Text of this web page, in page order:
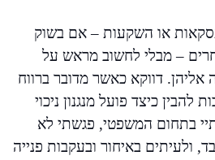
או השקעות – אם בשוק
– מבלי לחשוב מראש על
אליהן. דווקא כאשר מדובר ברווח
כיצד פועל מנגנון ניכוי
בתחום המשפטי, פגשתי לא
ולעיתים באיחור ובעקבות פנייה